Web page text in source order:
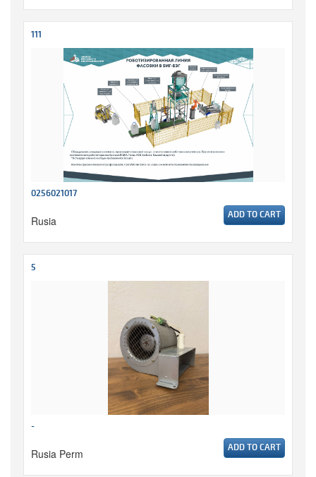
111
0256021017
Rusia ADD TO CART
5
-
Rusia Perm ADD TO CART